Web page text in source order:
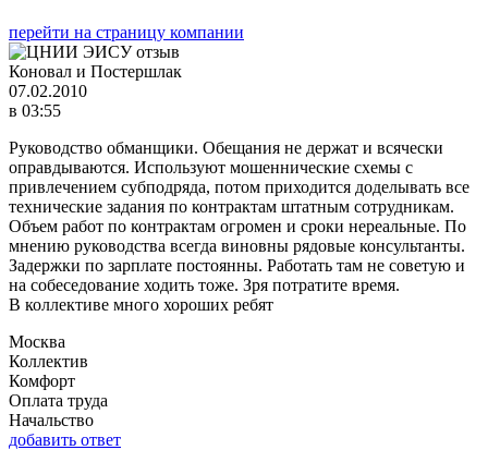
перейти на страницу компании
Коновал и Постершлак
07.02.2010
в 03:55
Руководство обманщики. Обещания не держат и всячески
оправдываются. Используют мошеннические схемы с
привлечением субподряда, потом приходится доделывать все
технические задания по контрактам штатным сотрудникам.
Объем работ по контрактам огромен и сроки нереальные. По
мнению руководства всегда виновны рядовые консультанты.
Задержки по зарплате постоянны. Работать там не советую и
на собеседование ходить тоже. Зря потратите время.
В коллективе много хороших ребят
Москва
Коллектив
Комфорт
Оплата труда
Начальство
добавить ответ